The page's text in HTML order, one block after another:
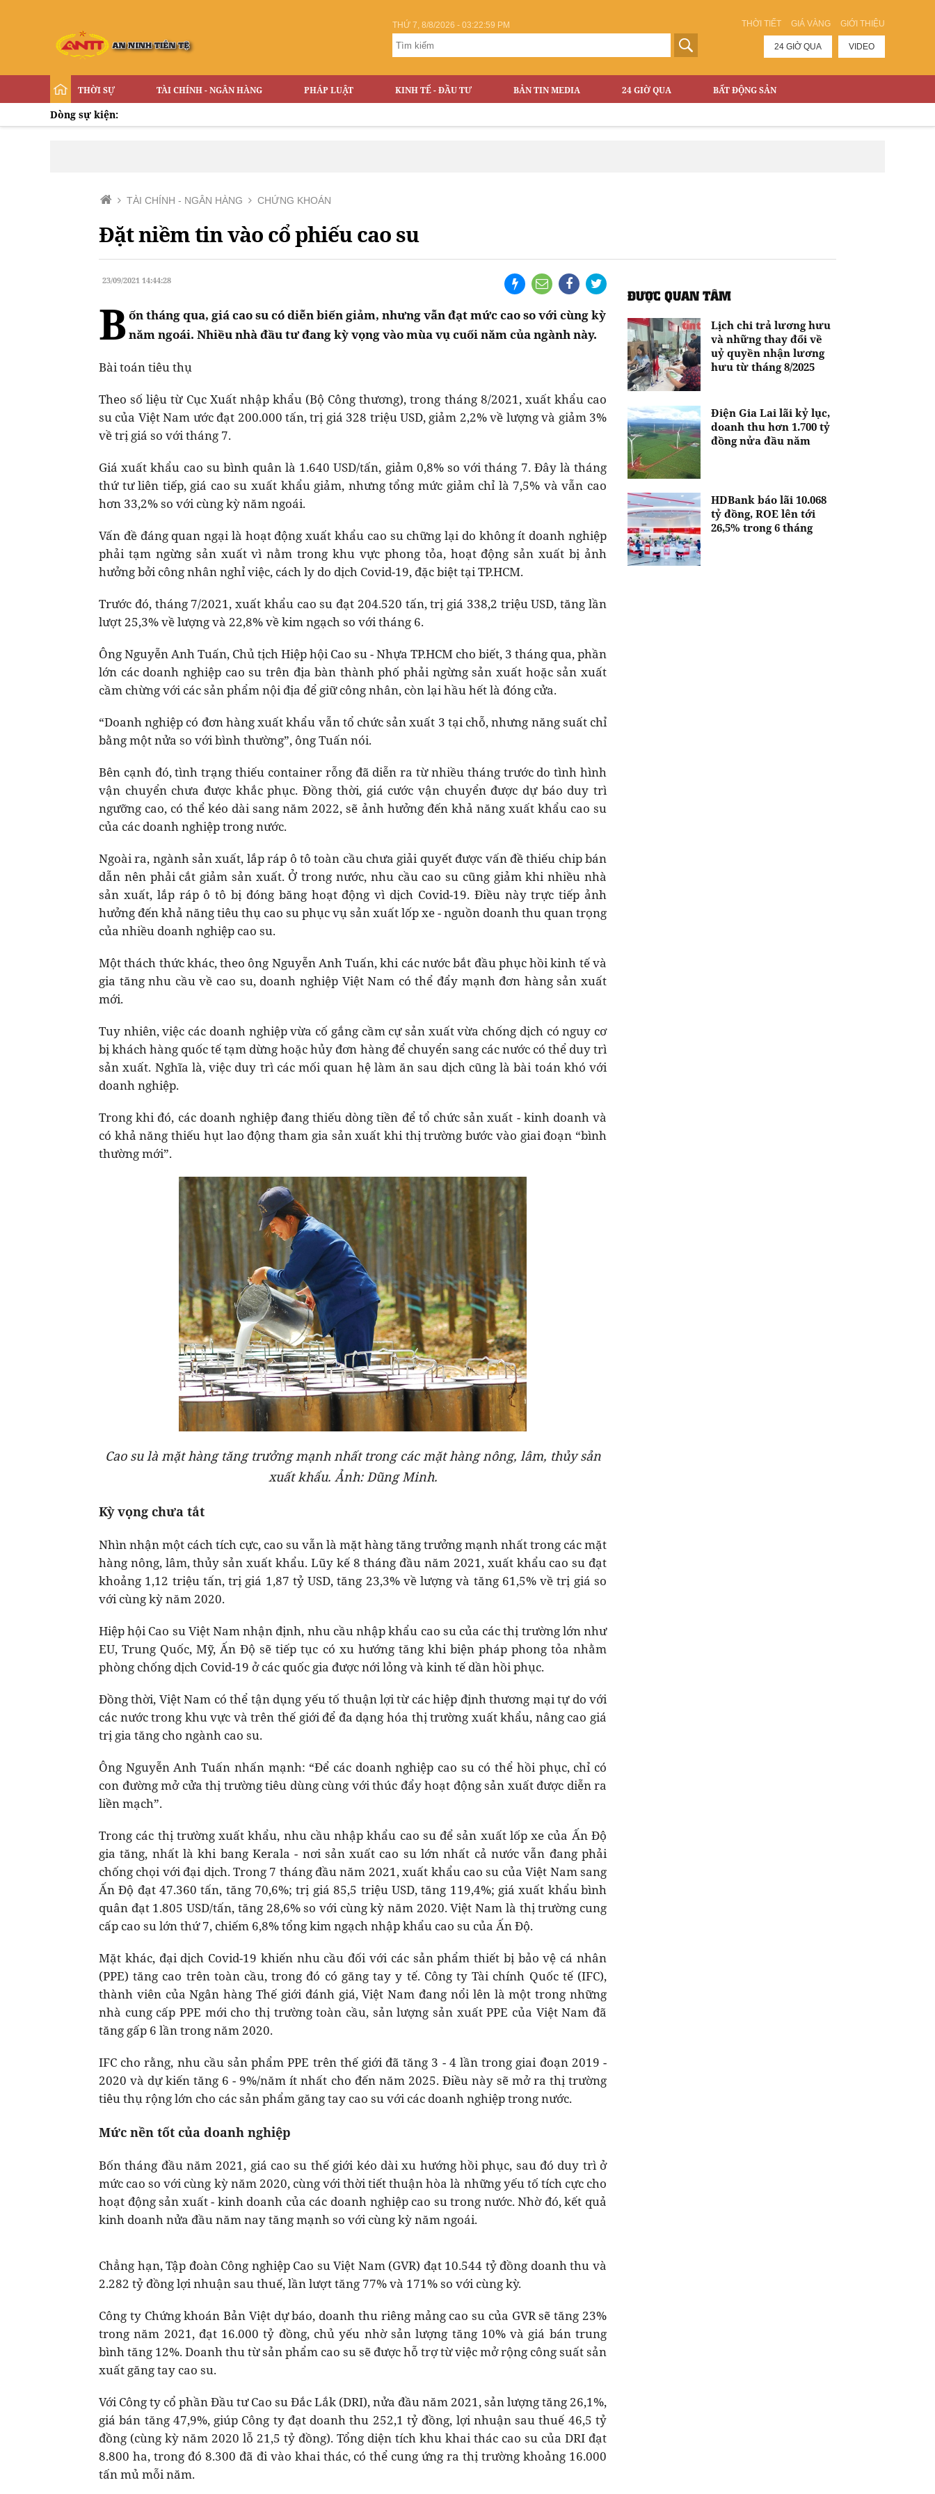
THỜI TIẾT GIÁ VÀNG GIỚI THIỆU
THỨ 7, 8/8/2026 - 03:23:00 PM
24 GIỜ QUA VIDEO
THỜI SỰ TÀI CHÍNH - NGÂN HÀNG PHÁP LUẬT KINH TẾ - ĐẦU TƯ BẢN TIN MEDIA 24 GIỜ QUA BẤT ĐỘNG SẢN
Dòng sự kiện:
TÀI CHÍNH - NGÂN HÀNG CHỨNG KHOÁN
Đặt niềm tin vào cổ phiếu cao su
23/09/2021 14:44:28
Bốn tháng qua, giá cao su có diễn biến giảm, nhưng vẫn đạt mức cao so với cùng kỳ
năm ngoái. Nhiều nhà đầu tư đang kỳ vọng vào mùa vụ cuối năm của ngành này.
Bài toán tiêu thụ
Theo số liệu từ Cục Xuất nhập khẩu (Bộ Công thương), trong tháng 8/2021, xuất khẩu cao
su của Việt Nam ước đạt 200.000 tấn, trị giá 328 triệu USD, giảm 2,2% về lượng và giảm 3%
về trị giá so với tháng 7.
Giá xuất khẩu cao su bình quân là 1.640 USD/tấn, giảm 0,8% so với tháng 7. Đây là tháng
thứ tư liên tiếp, giá cao su xuất khẩu giảm, nhưng tổng mức giảm chỉ là 7,5% và vẫn cao
hơn 33,2% so với cùng kỳ năm ngoái.
Vấn đề đáng quan ngại là hoạt động xuất khẩu cao su chững lại do không ít doanh nghiệp
phải tạm ngừng sản xuất vì nằm trong khu vực phong tỏa, hoạt động sản xuất bị ảnh
hưởng bởi công nhân nghỉ việc, cách ly do dịch Covid-19, đặc biệt tại TP.HCM.
Trước đó, tháng 7/2021, xuất khẩu cao su đạt 204.520 tấn, trị giá 338,2 triệu USD, tăng lần
lượt 25,3% về lượng và 22,8% về kim ngạch so với tháng 6.
Ông Nguyễn Anh Tuấn, Chủ tịch Hiệp hội Cao su - Nhựa TP.HCM cho biết, 3 tháng qua, phần
lớn các doanh nghiệp cao su trên địa bàn thành phố phải ngừng sản xuất hoặc sản xuất
cầm chừng với các sản phẩm nội địa để giữ công nhân, còn lại hầu hết là đóng cửa.
“Doanh nghiệp có đơn hàng xuất khẩu vẫn tổ chức sản xuất 3 tại chỗ, nhưng năng suất chỉ
bằng một nửa so với bình thường”, ông Tuấn nói.
Bên cạnh đó, tình trạng thiếu container rỗng đã diễn ra từ nhiều tháng trước do tình hình
vận chuyển chưa được khắc phục. Đồng thời, giá cước vận chuyển được dự báo duy trì
ngưỡng cao, có thể kéo dài sang năm 2022, sẽ ảnh hưởng đến khả năng xuất khẩu cao su
của các doanh nghiệp trong nước.
Ngoài ra, ngành sản xuất, lắp ráp ô tô toàn cầu chưa giải quyết được vấn đề thiếu chip bán
dẫn nên phải cắt giảm sản xuất. Ở trong nước, nhu cầu cao su cũng giảm khi nhiều nhà
sản xuất, lắp ráp ô tô bị đóng băng hoạt động vì dịch Covid-19. Điều này trực tiếp ảnh
hưởng đến khả năng tiêu thụ cao su phục vụ sản xuất lốp xe - nguồn doanh thu quan trọng
của nhiều doanh nghiệp cao su.
Một thách thức khác, theo ông Nguyễn Anh Tuấn, khi các nước bắt đầu phục hồi kinh tế và
gia tăng nhu cầu về cao su, doanh nghiệp Việt Nam có thể đẩy mạnh đơn hàng sản xuất
mới.
Tuy nhiên, việc các doanh nghiệp vừa cố gắng cầm cự sản xuất vừa chống dịch có nguy cơ
bị khách hàng quốc tế tạm dừng hoặc hủy đơn hàng để chuyển sang các nước có thể duy trì
sản xuất. Nghĩa là, việc duy trì các mối quan hệ làm ăn sau dịch cũng là bài toán khó với
doanh nghiệp.
Trong khi đó, các doanh nghiệp đang thiếu dòng tiền để tổ chức sản xuất - kinh doanh và
có khả năng thiếu hụt lao động tham gia sản xuất khi thị trường bước vào giai đoạn “bình
thường mới”.
Cao su là mặt hàng tăng trưởng mạnh nhất trong các mặt hàng nông, lâm, thủy sản
xuất khẩu. Ảnh: Dũng Minh.
Kỳ vọng chưa tắt
Nhìn nhận một cách tích cực, cao su vẫn là mặt hàng tăng trưởng mạnh nhất trong các mặt
hàng nông, lâm, thủy sản xuất khẩu. Lũy kế 8 tháng đầu năm 2021, xuất khẩu cao su đạt
khoảng 1,12 triệu tấn, trị giá 1,87 tỷ USD, tăng 23,3% về lượng và tăng 61,5% về trị giá so
với cùng kỳ năm 2020.
Hiệp hội Cao su Việt Nam nhận định, nhu cầu nhập khẩu cao su của các thị trường lớn như
EU, Trung Quốc, Mỹ, Ấn Độ sẽ tiếp tục có xu hướng tăng khi biện pháp phong tỏa nhằm
phòng chống dịch Covid-19 ở các quốc gia được nới lỏng và kinh tế dần hồi phục.
Đồng thời, Việt Nam có thể tận dụng yếu tố thuận lợi từ các hiệp định thương mại tự do với
các nước trong khu vực và trên thế giới để đa dạng hóa thị trường xuất khẩu, nâng cao giá
trị gia tăng cho ngành cao su.
Ông Nguyễn Anh Tuấn nhấn mạnh: “Để các doanh nghiệp cao su có thể hồi phục, chỉ có
con đường mở cửa thị trường tiêu dùng cùng với thúc đẩy hoạt động sản xuất được diễn ra
liền mạch”.
Trong các thị trường xuất khẩu, nhu cầu nhập khẩu cao su để sản xuất lốp xe của Ấn Độ
gia tăng, nhất là khi bang Kerala - nơi sản xuất cao su lớn nhất cả nước vẫn đang phải
chống chọi với đại dịch. Trong 7 tháng đầu năm 2021, xuất khẩu cao su của Việt Nam sang
Ấn Độ đạt 47.360 tấn, tăng 70,6%; trị giá 85,5 triệu USD, tăng 119,4%; giá xuất khẩu bình
quân đạt 1.805 USD/tấn, tăng 28,6% so với cùng kỳ năm 2020. Việt Nam là thị trường cung
cấp cao su lớn thứ 7, chiếm 6,8% tổng kim ngạch nhập khẩu cao su của Ấn Độ.
Mặt khác, đại dịch Covid-19 khiến nhu cầu đối với các sản phẩm thiết bị bảo vệ cá nhân
(PPE) tăng cao trên toàn cầu, trong đó có găng tay y tế. Công ty Tài chính Quốc tế (IFC),
thành viên của Ngân hàng Thế giới đánh giá, Việt Nam đang nổi lên là một trong những
nhà cung cấp PPE mới cho thị trường toàn cầu, sản lượng sản xuất PPE của Việt Nam đã
tăng gấp 6 lần trong năm 2020.
IFC cho rằng, nhu cầu sản phẩm PPE trên thế giới đã tăng 3 - 4 lần trong giai đoạn 2019 -
2020 và dự kiến tăng 6 - 9%/năm ít nhất cho đến năm 2025. Điều này sẽ mở ra thị trường
tiêu thụ rộng lớn cho các sản phẩm găng tay cao su với các doanh nghiệp trong nước.
Mức nền tốt của doanh nghiệp
Bốn tháng đầu năm 2021, giá cao su thế giới kéo dài xu hướng hồi phục, sau đó duy trì ở
mức cao so với cùng kỳ năm 2020, cùng với thời tiết thuận hòa là những yếu tố tích cực cho
hoạt động sản xuất - kinh doanh của các doanh nghiệp cao su trong nước. Nhờ đó, kết quả
kinh doanh nửa đầu năm nay tăng mạnh so với cùng kỳ năm ngoái.
Chẳng hạn, Tập đoàn Công nghiệp Cao su Việt Nam (GVR) đạt 10.544 tỷ đồng doanh thu và
2.282 tỷ đồng lợi nhuận sau thuế, lần lượt tăng 77% và 171% so với cùng kỳ.
Công ty Chứng khoán Bản Việt dự báo, doanh thu riêng mảng cao su của GVR sẽ tăng 23%
trong năm 2021, đạt 16.000 tỷ đồng, chủ yếu nhờ sản lượng tăng 10% và giá bán trung
bình tăng 12%. Doanh thu từ sản phẩm cao su sẽ được hỗ trợ từ việc mở rộng công suất sản
xuất găng tay cao su.
Với Công ty cổ phần Đầu tư Cao su Đắc Lắk (DRI), nửa đầu năm 2021, sản lượng tăng 26,1%,
giá bán tăng 47,9%, giúp Công ty đạt doanh thu 252,1 tỷ đồng, lợi nhuận sau thuế 46,5 tỷ
đồng (cùng kỳ năm 2020 lỗ 21,5 tỷ đồng). Tổng diện tích khu khai thác cao su của DRI đạt
8.800 ha, trong đó 8.300 đã đi vào khai thác, có thể cung ứng ra thị trường khoảng 16.000
tấn mủ mỗi năm.
ĐƯỢC QUAN TÂM
Lịch chi trả lương hưu
và những thay đổi về
uỷ quyền nhận lương
hưu từ tháng 8/2025
Điện Gia Lai lãi kỷ lục,
doanh thu hơn 1.700 tỷ
đồng nửa đầu năm
HDBank báo lãi 10.068
tỷ đồng, ROE lên tới
26,5% trong 6 tháng